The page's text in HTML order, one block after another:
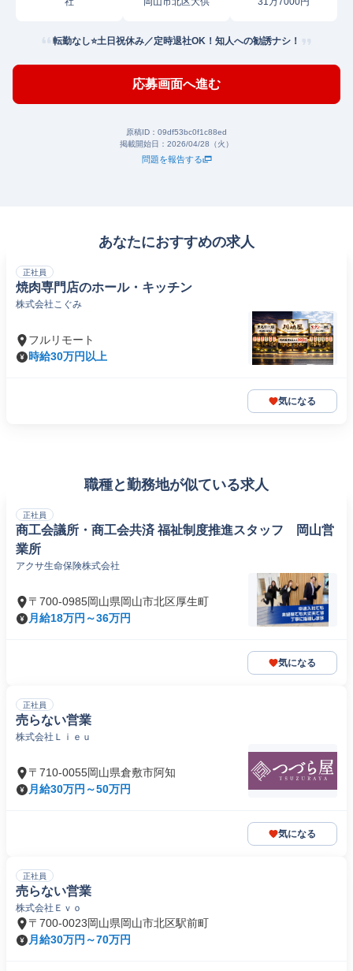
転勤なし⭐土日祝休み／定時退社OK！知人への勧誘ナシ！
応募画面へ進む
原稿ID： 09df53bc0f1c88ed
掲載開始日： 2026/04/28（火）
問題を報告する
あなたにおすすめの求人
正社員
焼肉専門店のホール・キッチン
株式会社こぐみ
フルリモート
時給30万円以上
気になる
職種と勤務地が似ている求人
正社員
商工会議所・商工会共済 福祉制度推進スタッフ 岡山営
業所
アクサ生命保険株式会社
〒700-0985岡山県岡山市北区厚生町
月給18万円～36万円
気になる
正社員
売らない営業
株式会社Ｌｉｅｕ
〒710-0055岡山県倉敷市阿知
月給30万円～50万円
気になる
正社員
売らない営業
株式会社Ｅｖｏ
〒700-0023岡山県岡山市北区駅前町
月給30万円～70万円